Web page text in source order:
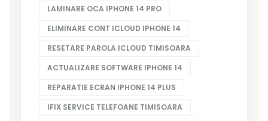
LAMINARE OCA IPHONE 14 PRO
ELIMINARE CONT ICLOUD IPHONE 14
RESETARE PAROLA ICLOUD TIMISOARA
ACTUALIZARE SOFTWARE IPHONE 14
REPARATIE ECRAN IPHONE 14 PLUS
IFIX SERVICE TELEFOANE TIMISOARA